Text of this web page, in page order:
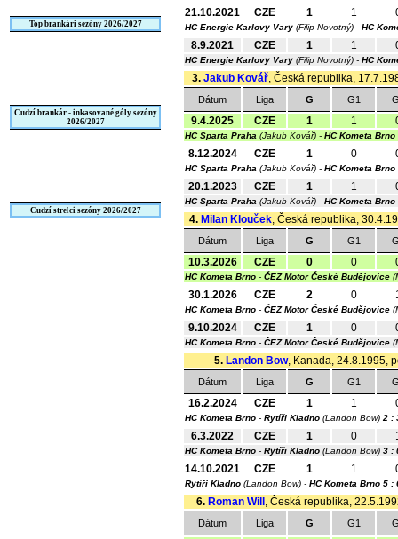
Top brankári sezóny 2026/2027
Cudzí brankár - inkasované góly sezóny
2026/2027
Cudzí strelci sezóny 2026/2027
21.10.2021 CZE 1 1
HC Energie Karlovy Vary (Filip Novotný) - HC
8.9.2021 CZE 1 1
HC Energie Karlovy Vary (Filip Novotný) - HC
3. Jakub Kovář, Česká republika,
Dátum Liga G G1
9.4.2025 CZE 1 1
HC Sparta Praha (Jakub Kovář) - HC Kometa Brno
8.12.2024 CZE 1 0
HC Sparta Praha (Jakub Kovář) - HC Kometa Brno
20.1.2023 CZE 1 1
HC Sparta Praha (Jakub Kovář) - HC Kometa Brno
4. Milan Klouček, Česká republika,
Dátum Liga G G1
10.3.2026 CZE 0 0
HC Kometa Brno - ČEZ Motor České Budějovice
30.1.2026 CZE 2 0
HC Kometa Brno - ČEZ Motor České Budějovice
9.10.2024 CZE 1 0
HC Kometa Brno - ČEZ Motor České Budějovice
5. Landon Bow, Kanada, 24.8.1995,
Dátum Liga G G1
16.2.2024 CZE 1 1
HC Kometa Brno - Rytíři Kladno (Landon Bow) 2 :
6.3.2022 CZE 1 0
HC Kometa Brno - Rytíři Kladno (Landon Bow) 3 :
14.10.2021 CZE 1 1
Rytíři Kladno (Landon Bow) - HC Kometa Brno 5 :
6. Roman Will , Česká republika,
Dátum Liga G G1